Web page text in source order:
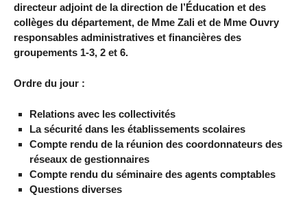
directeur adjoint de la direction de l’Éducation et des
collèges du département, de Mme Zali et de Mme Ouvry
responsables administratives et financières des
groupements 1-3, 2 et 6.
Ordre du jour :
Relations avec les collectivités
La sécurité dans les établissements scolaires
Compte rendu de la réunion des coordonnateurs des
réseaux de gestionnaires
Compte rendu du séminaire des agents comptables
Questions diverses